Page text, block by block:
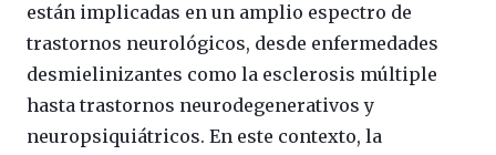
están implicadas en un amplio espectro de
trastornos neurológicos, desde enfermedades
desmielinizantes como la esclerosis múltiple
hasta trastornos neurodegenerativos y
neuropsiquiátricos. En este contexto, la